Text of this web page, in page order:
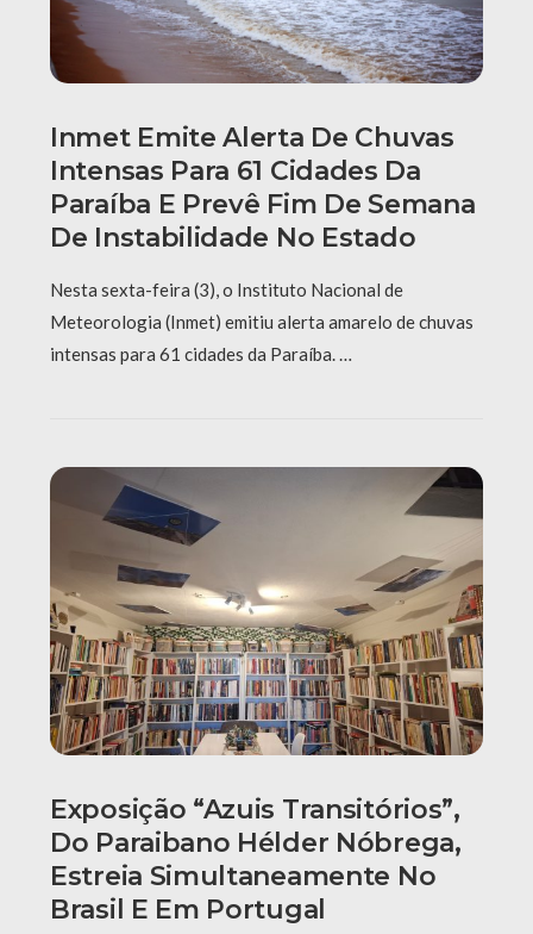
Inmet Emite Alerta De Chuvas
Intensas Para 61 Cidades Da
Paraíba E Prevê Fim De Semana
De Instabilidade No Estado
Nesta sexta-feira (3), o Instituto Nacional de
Meteorologia (Inmet) emitiu alerta amarelo de chuvas
intensas para 61 cidades da Paraíba. …
Exposição “Azuis Transitórios”,
Do Paraibano Hélder Nóbrega,
Estreia Simultaneamente No
Brasil E Em Portugal